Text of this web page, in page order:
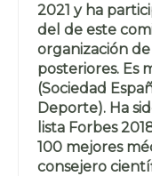
2021 y ha
del de este
organización
posteriores. Es
(Sociedad
Deporte). Ha
lista Forbes
100 mejores
consejero